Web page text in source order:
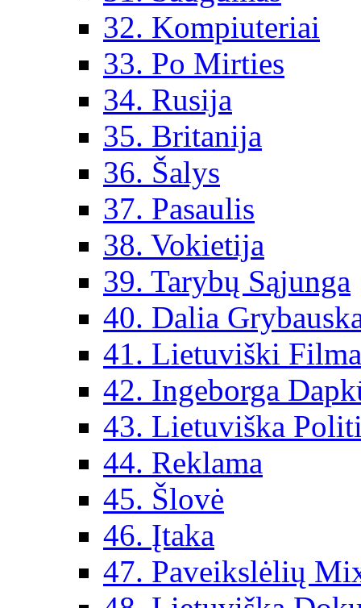
32. Kompiuteriai
33. Po Mirties
34. Rusija
35. Britanija
36. Šalys
37. Pasaulis
38. Vokietija
39. Tarybų Sąjunga
40. Dalia
41. Lietuviški
42. Ingeborga
43. Lietuviška
44. Reklama
45. Šlovė
46. Įtaka
47. Paveikslėlių